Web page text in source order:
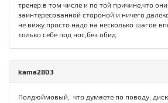
тренер.в том числе и по той причине,что
заинтересованной стороной.и ничего
не вижу.просто надо на несколько шагов
только себе под нос,без обид.
kama2803
Полдюймовый, что думаете по поводу,